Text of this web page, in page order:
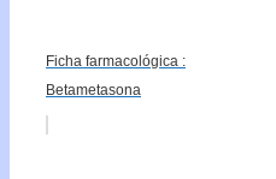
Ficha farmacológica :
Betametasona